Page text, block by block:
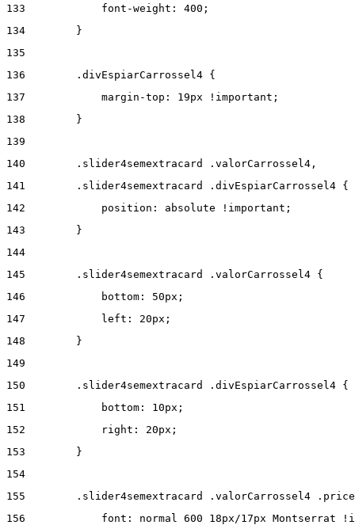
133
            font-weight: 400;
134
        }
135
136
        .divEspiarCarrossel4 {
137
            margin-top: 19px !important;
138
        }
139
140
        .slider4semextracard .valorCarrossel4,
141
        .slider4semextracard .divEspiarCarrossel4 {
142
            position: absolute !important;
143
        }
144
145
        .slider4semextracard .valorCarrossel4 {
146
            bottom: 50px;
147
            left: 20px;
148
        }
149
150
        .slider4semextracard .divEspiarCarrossel4 {
151
            bottom: 10px;
152
            right: 20px;
153
        }
154
155
.slider4semextracard .valorCarrossel4
156
font: normal 600 18px/17px Montserrat